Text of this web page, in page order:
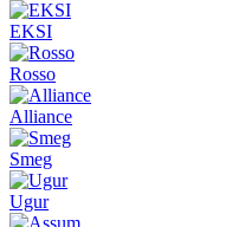
EKSI
Rosso
Alliance
Smeg
Ugur